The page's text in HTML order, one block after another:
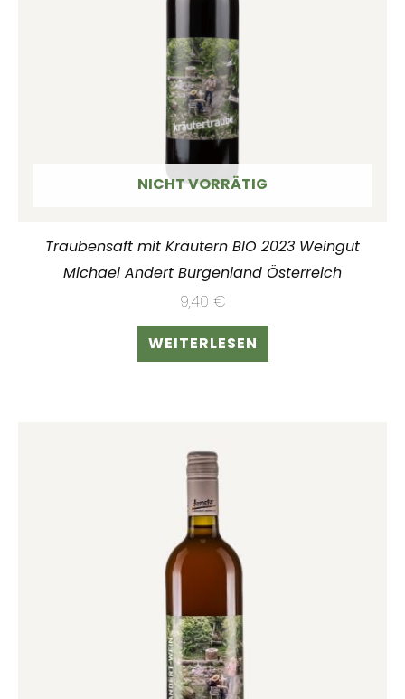
NICHT VORRÄTIG
Traubensaft mit Kräutern BIO 2023 Weingut
Michael Andert Burgenland Österreich
9,40 €
WEITERLESEN